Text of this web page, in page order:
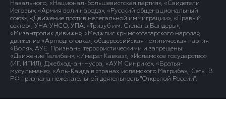
Навального, «Национал-большевистская партия», «Свидетели
Иеговы», «Армия воли народа», «Русский общенациональный
союз», «Движение против нелегальной иммиграции», «Правый
сектор», УНА-УНСО, УПА, «Тризуб им. Степана Бандеры»,
«Мизантропик дивижн», «Меджлис крымскотатарского народа»,
движение «Артподготовка», общероссийская политическая партия
«Воля», АУЕ. Признаны террористическими и запрещены:
«Движение Талибан», «Имарат Кавказ», «Исламское государство»
(ИГ, ИГИЛ), Джебхад-ан-Нусра, «АУМ Синрике», «Братья-
мусульмане», «Аль-Каида в странах исламского Магриба», "Сеть". В
РФ признана нежелательной деятельность "Открытой России".